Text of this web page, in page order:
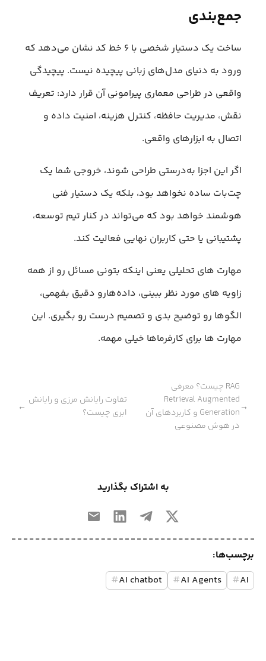
جمع‌بندی
ساخت یک دستیار شخصی با ۶ خط کد نشان می‌دهد که
ورود به دنیای مدل‌های زبانی پیچیده نیست. پیچیدگی
واقعی در طراحی معماری پیرامونی آن قرار دارد: تعریف
نقش، مدیریت حافظه، کنترل هزینه، امنیت داده و
اتصال به ابزارهای واقعی.
اگر این اجزا به‌درستی طراحی شوند، خروجی شما یک
چت‌بات ساده نخواهد بود، بلکه یک دستیار فنی
هوشمند خواهد بود که می‌تواند در کنار تیم توسعه،
پشتیبانی یا حتی کاربران نهایی فعالیت کند.
مهارت های تحلیلی یعنی اینکه بتونی مسائل رو از همه
زاویه های مورد نظر ببینی، داده‌هارو دقیق بفهمی،
الگوها رو توضیح بدی و تصمیم درست رو بگیری. این
مهارت ها برای کارفرماها خیلی مهمه.
→
RAG چیست؟ معرفی
Retrieval Augmented
Generation و کاربردهای آن
در هوش مصنوعی
تفاوت رایانش مرزی و رایانش
ابری چیست؟
←
به اشتراک بگذارید
برچسب‌ها:
AI
#
AI Agents
#
AI chatbot
#